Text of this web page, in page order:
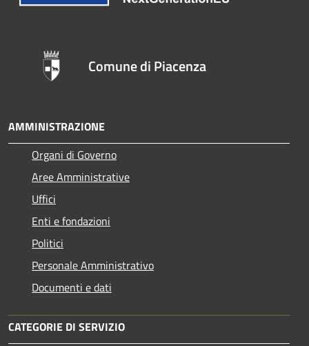
Comune di Piacenza
AMMINISTRAZIONE
Organi di Governo
Aree Amministrative
Uffici
Enti e fondazioni
Politici
Personale Amministrativo
Documenti e dati
CATEGORIE DI SERVIZIO